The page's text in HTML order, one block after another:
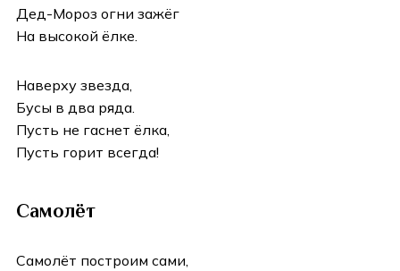
Дед-Мороз огни зажёг
На высокой ёлке.
Наверху звезда,
Бусы в два ряда.
Пусть не гаснет ёлка,
Пусть горит всегда!
Самолёт
Самолёт построим сами,